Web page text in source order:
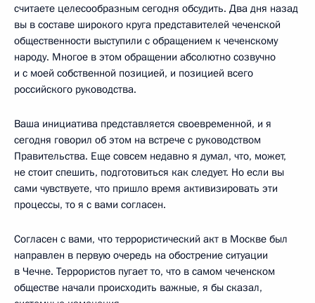
считаете целесообразным сегодня обсудить. Два дня назад
вы в составе широкого круга представителей чеченской
общественности выступили с обращением к чеченскому
народу. Многое в этом обращении абсолютно созвучно
и с моей собственной позицией, и позицией всего
российского руководства.
Ваша инициатива представляется своевременной, и я
сегодня говорил об этом на встрече с руководством
Правительства. Еще совсем недавно я думал, что, может,
не стоит спешить, подготовиться как следует. Но если вы
сами чувствуете, что пришло время активизировать эти
процессы, то я с вами согласен.
Согласен с вами, что террористический акт в Москве был
направлен в первую очередь на обострение ситуации
в Чечне. Террористов пугает то, что в самом чеченском
обществе начали происходить важные, я бы сказал,